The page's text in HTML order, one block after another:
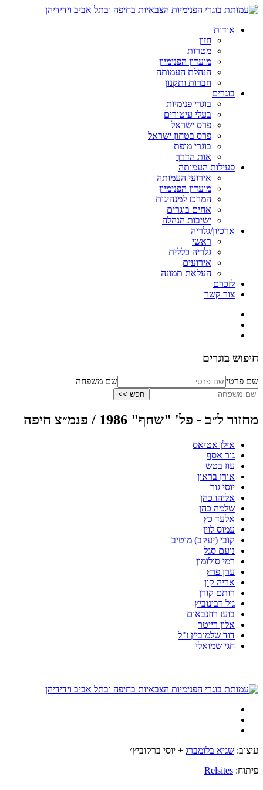
אודות
חזון
מטרות
מועדון הפנימיון
הנהלת העמותה
חברות ותקנון
בוגרים
בוגרי פנימיות
בעלי עיטורים
פרס ישראל
פרס בטחון ישראל
בוגרי מופת
אות הדרך
פעילות העמותה
אירועי העמותה
מועדון הפנימיון
המרכז למנהיגות
אחים בוגרים
ישיבות הנהלה
ארכיון/גלריה
ראשי
גלריה כללית
אירועים
העלאת תמונה
לזכרם
צור קשר
חיפוש בוגרים
שם פרטי שם משפחה
מחזור ל״ב - פל' "שחף" 1986 / פנמ״צ חיפה
אילן אטיאס
גור אסף
עוז בטש
אורן בראון
יוסי גור
אליהו כהן
שלמה כהן
אלעד כץ
עמוס לוין
קובי (יעקב) מוטיב
נועם סגל
רמי סולומון
ערן פרץ
אריה קון
רותם קורן
גיל רבינוביץ
בועז רוזנבאום
אלון רייטר
דוד שלמוביץ ז"ל
חגי שמואלי
עיצוב: שגיא בלומברג + יוסי ברקוביץ׳
פיתוח: Relsites